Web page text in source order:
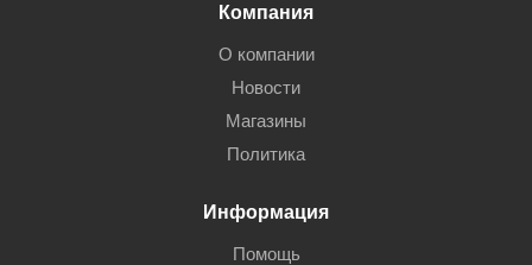
Компания
О компании
Новости
Магазины
Политика
Информация
Помощь